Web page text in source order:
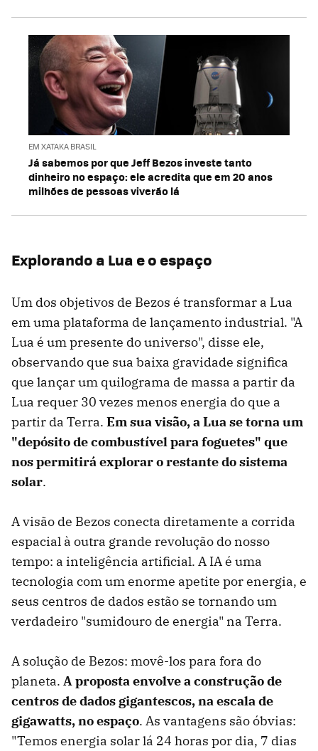
EM XATAKA BRASIL
Já sabemos por que Jeff Bezos investe tanto
dinheiro no espaço: ele acredita que em 20 anos
milhões de pessoas viverão lá
Explorando a Lua e o espaço
Um dos objetivos de Bezos é transformar a Lua
em uma plataforma de lançamento industrial. "A
Lua é um presente do universo", disse ele,
observando que sua baixa gravidade significa
que lançar um quilograma de massa a partir da
Lua requer 30 vezes menos energia do que a
partir da Terra. Em sua visão, a Lua se torna um
"depósito de combustível para foguetes" que
nos permitirá explorar o restante do sistema
solar.
A visão de Bezos conecta diretamente a corrida
espacial à outra grande revolução do nosso
tempo: a inteligência artificial. A IA é uma
tecnologia com um enorme apetite por energia, e
seus centros de dados estão se tornando um
verdadeiro "sumidouro de energia" na Terra.
A solução de Bezos: movê-los para fora do
planeta. A proposta envolve a construção de
centros de dados gigantescos, na escala de
gigawatts, no espaço. As vantagens são óbvias:
"Temos energia solar lá 24 horas por dia, 7 dias